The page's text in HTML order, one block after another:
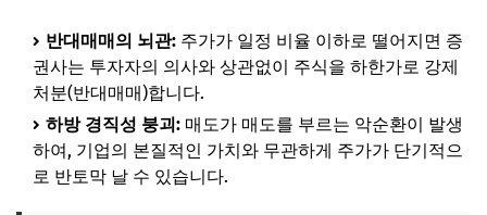
반대매매의 뇌관: 주가가 일정 비율 이하로 떨어지면 증
권사는 투자자의 의사와 상관없이 주식을 하한가로 강제
처분(반대매매)합니다.
하방 경직성 붕괴: 매도가 매도를 부르는 악순환이 발생
하여, 기업의 본질적인 가치와 무관하게 주가가 단기적으
로 반토막 날 수 있습니다.